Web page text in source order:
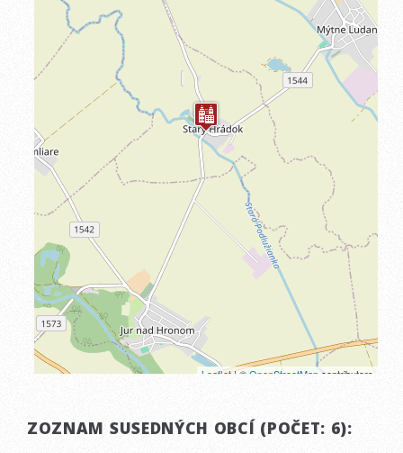
ZOZNAM SUSEDNÝCH OBCÍ (POČET: 6):